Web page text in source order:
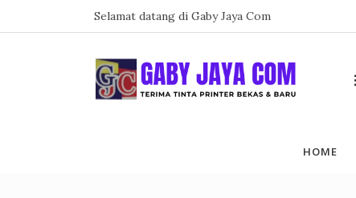
to
Selamat datang di Gaby Jaya Com
HOME